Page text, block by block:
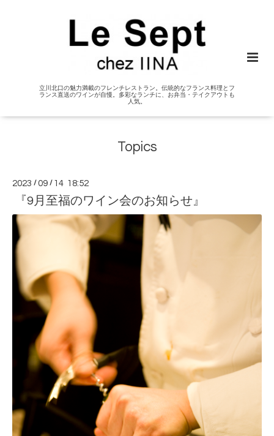
立川北口の魅力満載のフレンチレストラン。伝統的なフランス料理とフ
ランス直送のワインが自慢。多彩なランチに、お弁当・テイクアウトも
人気。
Topics
2023 /09 / 14 18:52
『9月至福のワイン会のお知らせ』